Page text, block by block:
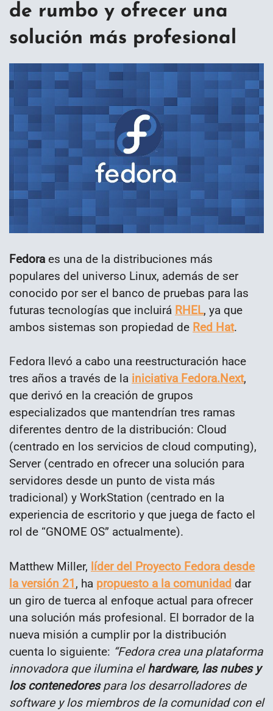
de rumbo y ofrecer una
solución más profesional
Fedora es una de la distribuciones más
populares del universo Linux, además de ser
conocido por ser el banco de pruebas para las
futuras tecnologías que incluirá RHEL, ya que
ambos sistemas son propiedad de Red Hat.
Fedora llevó a cabo una reestructuración hace
tres años a través de la iniciativa Fedora.Next,
que derivó en la creación de grupos
especializados que mantendrían tres ramas
diferentes dentro de la distribución: Cloud
(centrado en los servicios de cloud computing),
Server (centrado en ofrecer una solución para
servidores desde un punto de vista más
tradicional) y WorkStation (centrado en la
experiencia de escritorio y que juega de facto el
rol de “GNOME OS” actualmente).
Matthew Miller, líder del Proyecto Fedora desde
la versión 21 , ha propuesto a la comunidad dar
un giro de tuerca al enfoque actual para ofrecer
una solución más profesional. El borrador de la
nueva misión a cumplir por la distribución
cuenta lo siguiente: “Fedora crea una plataforma
innovadora que ilumina elhardware, las nubes y
los contenedorespara los desarrolladores de
software y los miembros de la comunidad con el